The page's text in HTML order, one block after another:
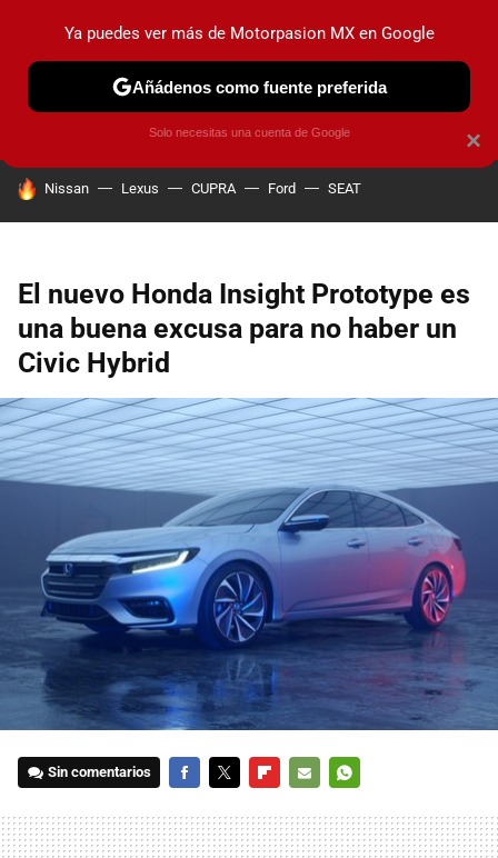
PRUEBAS INDUSTRIA HOY NO CIRCULA
HOY SE HABLA DE
Nissan Lexus CUPRA Ford SEAT
El nuevo Honda Insight Prototype es
una buena excusa para no haber un
Civic Hybrid
Sin comentarios
MAIL
×
Ya puedes ver más de Motorpasion MX en Google
Añádenos como fuente preferida
Solo necesitas una cuenta de Google